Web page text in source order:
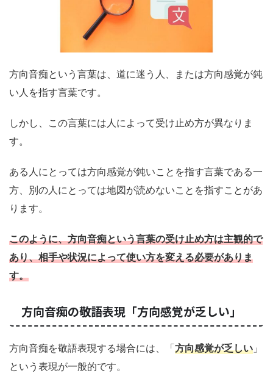
方向音痴という言葉は、道に迷う人、または方向感覚が鈍
い人を指す言葉です。
しかし、この言葉には人によって受け止め方が異なりま
す。
ある人にとっては方向感覚が鈍いことを指す言葉である一
方、別の人にとっては地図が読めないことを指すことがあ
ります。
このように、方向音痴という言葉の受け止め方は主観的で
あり、相手や状況によって使い方を変える必要がありま
す。
方向音痴の敬語表現「方向感覚が乏しい」
方向音痴を敬語表現する場合には、「方向感覚が乏しい 」
という表現が一般的です。